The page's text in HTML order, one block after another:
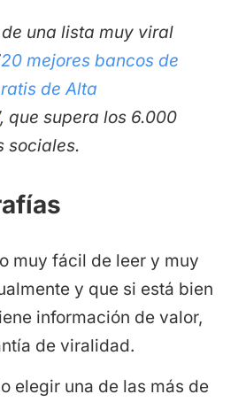
una lista muy viral
20 mejores bancos de
de Alta
que supera los 6.000
sociales.
muy fácil de leer y muy
y que si está bien
información de valor,
de viralidad.
elegir una de las más de